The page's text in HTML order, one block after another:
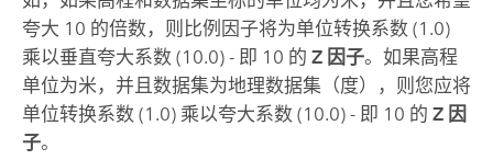
夸大 10 的倍数，则比例因子将为单位转换系数 (1.0)
乘以垂直夸大系数 (10.0) - 即 10 的 Z 因子。如果高程
单位为米，并且数据集为地理数据集（度），则您应将
单位转换系数 (1.0) 乘以夸大系数 (10.0) - 即 10 的 Z 因
子。